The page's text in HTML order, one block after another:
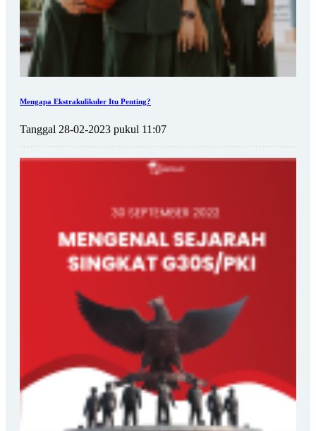
Mengapa Ekstrakulikuler Itu Penting?
Tanggal 28-02-2023 pukul 11:07